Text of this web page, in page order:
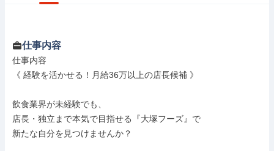
仕事内容
仕事内容
《 経験を活かせる！月給36万以上の店長候補 》
飲食業界が未経験でも、
店長・独立まで本気で目指せる『大塚フーズ』で
新たな自分を見つけませんか？